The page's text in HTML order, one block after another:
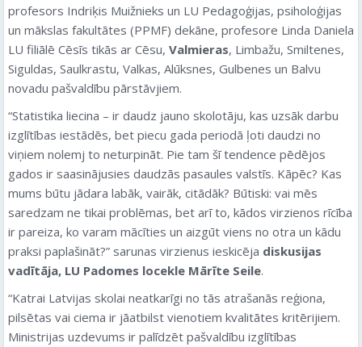
profesors Indriķis Muižnieks un LU Pedagoģijas, psiholoģijas
un mākslas fakultātes (PPMF) dekāne, profesore Linda Daniela
LU filiālē Cēsīs tikās ar Cēsu, Valmieras, Limbažu, Smiltenes,
Siguldas, Saulkrastu, Valkas, Alūksnes, Gulbenes un Balvu
novadu pašvaldību pārstāvjiem.
“Statistika liecina – ir daudz jauno skolotāju, kas uzsāk darbu
izglītības iestādēs, bet piecu gada periodā ļoti daudzi no
viņiem nolemj to neturpināt. Pie tam šī tendence pēdējos
gados ir saasinājusies daudzās pasaules valstīs. Kāpēc? Kas
mums būtu jādara labāk, vairāk, citādāk? Būtiski: vai mēs
saredzam ne tikai problēmas, bet arī to, kādos virzienos rīcība
ir pareiza, ko varam mācīties un aizgūt viens no otra un kādu
praksi paplašināt?” sarunas virzienus ieskicēja diskusijas
vadītāja, LU Padomes locekle Mārīte Seile.
“Katrai Latvijas skolai neatkarīgi no tās atrašanās reģiona,
pilsētas vai ciema ir jāatbilst vienotiem kvalitātes kritērijiem.
Ministrijas uzdevums ir palīdzēt pašvaldību izglītības